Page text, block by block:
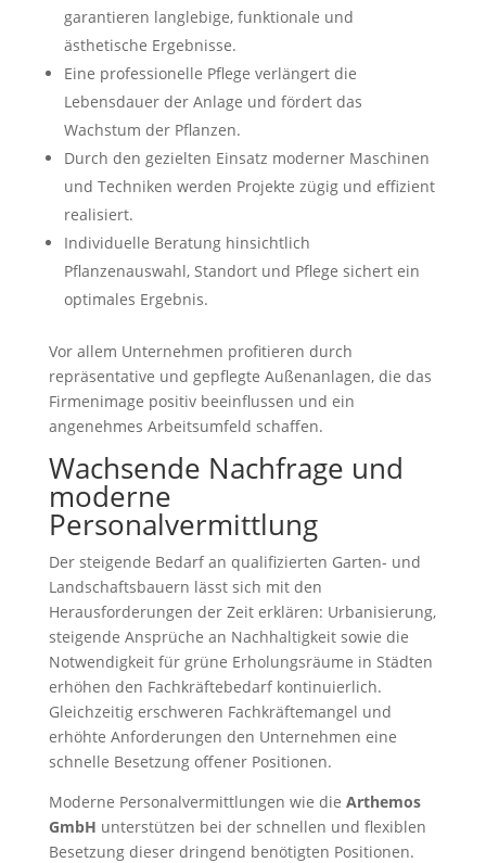
garantieren langlebige, funktionale und
ästhetische Ergebnisse.
Eine professionelle Pflege verlängert die
Lebensdauer der Anlage und fördert das
Wachstum der Pflanzen.
Durch den gezielten Einsatz moderner Maschinen
und Techniken werden Projekte zügig und effizient
realisiert.
Individuelle Beratung hinsichtlich
Pflanzenauswahl, Standort und Pflege sichert ein
optimales Ergebnis.
Vor allem Unternehmen profitieren durch
repräsentative und gepflegte Außenanlagen, die das
Firmenimage positiv beeinflussen und ein
angenehmes Arbeitsumfeld schaffen.
Wachsende Nachfrage und
moderne
Personalvermittlung
Der steigende Bedarf an qualifizierten Garten- und
Landschaftsbauern lässt sich mit den
Herausforderungen der Zeit erklären: Urbanisierung,
steigende Ansprüche an Nachhaltigkeit sowie die
Notwendigkeit für grüne Erholungsräume in Städten
erhöhen den Fachkräftebedarf kontinuierlich.
Gleichzeitig erschweren Fachkräftemangel und
erhöhte Anforderungen den Unternehmen eine
schnelle Besetzung offener Positionen.
Moderne Personalvermittlungen wie die Arthemos
GmbH unterstützen bei der schnellen und flexiblen
Besetzung dieser dringend benötigten Positionen.